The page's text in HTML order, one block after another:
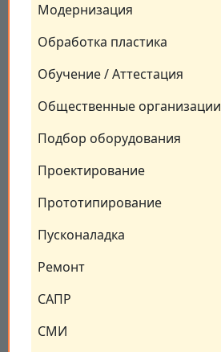
Модернизация
Обработка пластика
Обучение / Аттестация
Общественные организации
Подбор оборудования
Проектирование
Прототипирование
Пусконаладка
Ремонт
САПР
СМИ